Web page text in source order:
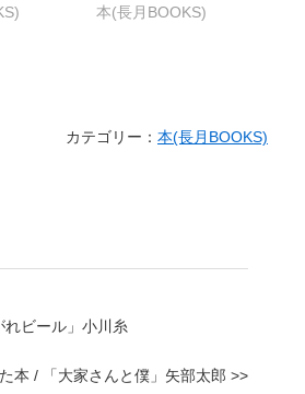
本(長月BOOKS)
カテゴリー： 本(長月BOOKS)
ビール」小川糸
本 / 「大家さんと僕」矢部太郎 >>